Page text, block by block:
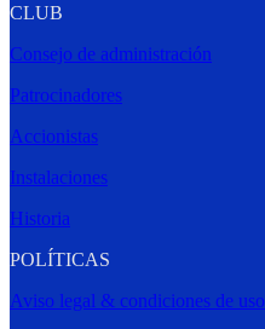
CLUB
Consejo de administración
Patrocinadores
Accionistas
Instalaciones
Historia
POLÍTICAS
Aviso legal & condiciones de uso